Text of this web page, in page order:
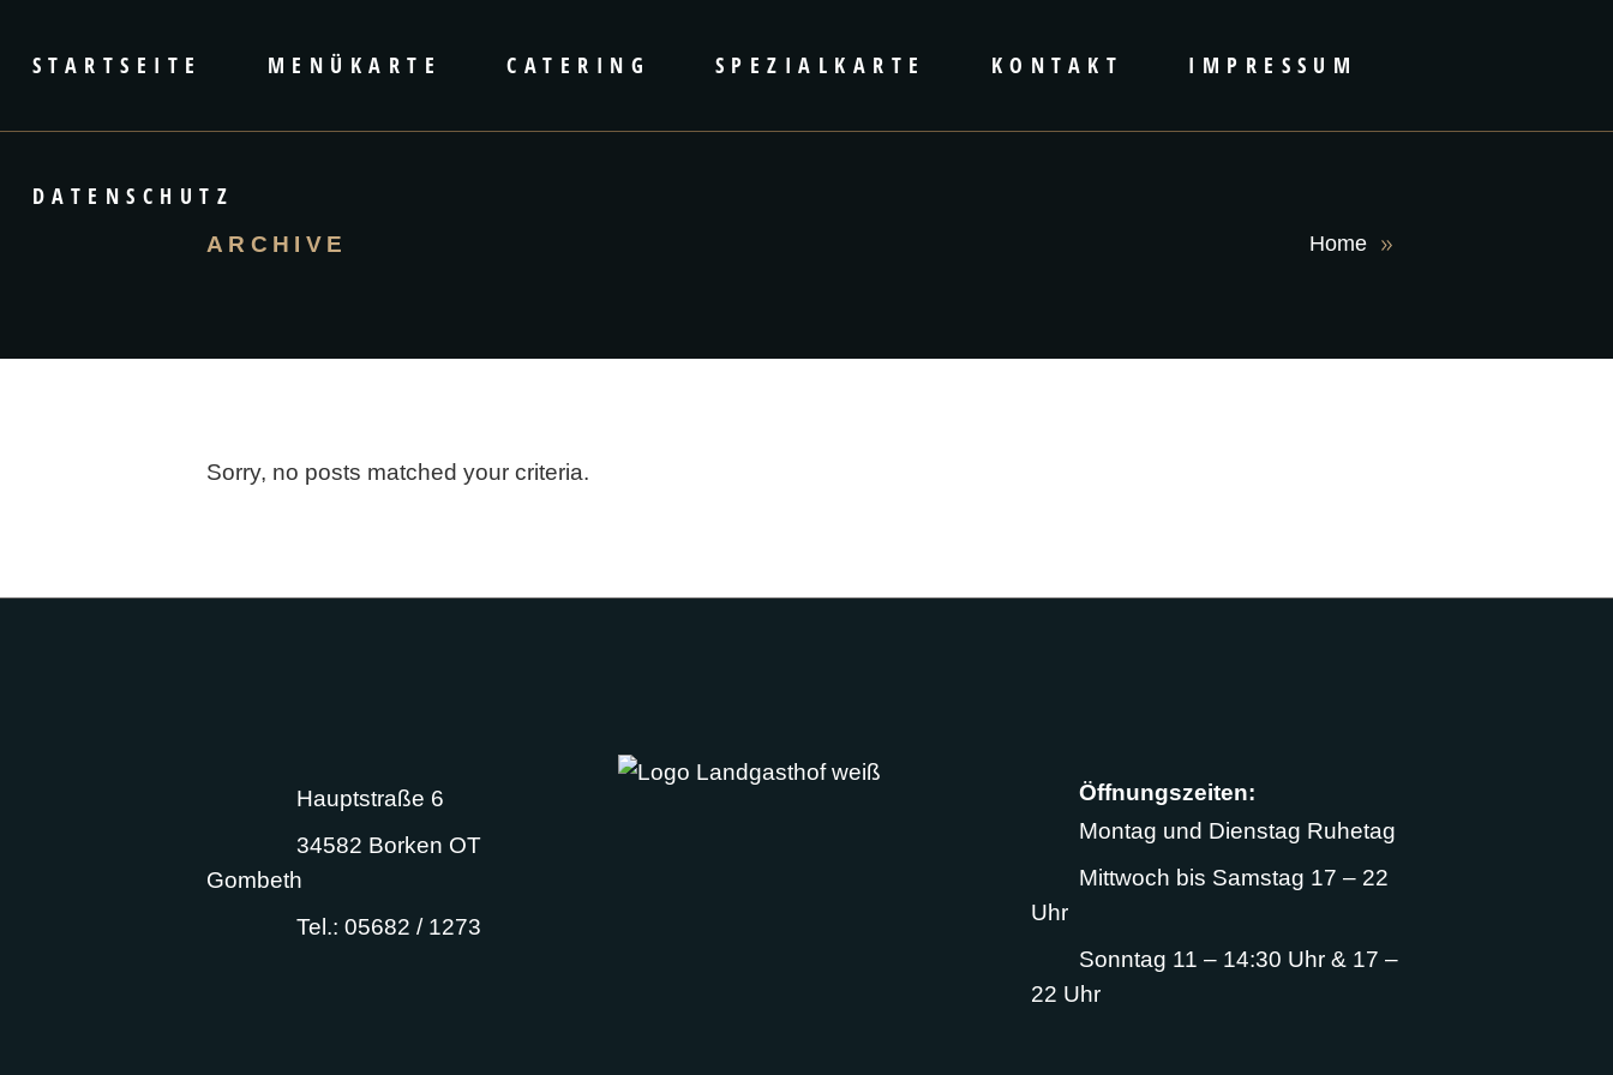
STARTSEITE MENÜKARTE CATERING SPEZIALKARTE KONTAKT IMPRESSUM
DATENSCHUTZ
ARCHIVE Home
Sorry, no posts matched your criteria.
Hauptstraße 6
34582 Borken OT
Gombeth
Tel.: 05682 / 1273
Öffnungszeiten:
Montag und Dienstag Ruhetag
Mittwoch bis Samstag 17 – 22
Uhr
Sonntag 11 – 14:30 Uhr & 17 –
22 Uhr